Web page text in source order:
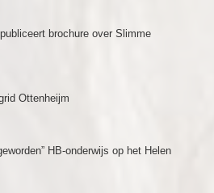
brochure over Slimme
Ottenheijm
HB-onderwijs op het Helen